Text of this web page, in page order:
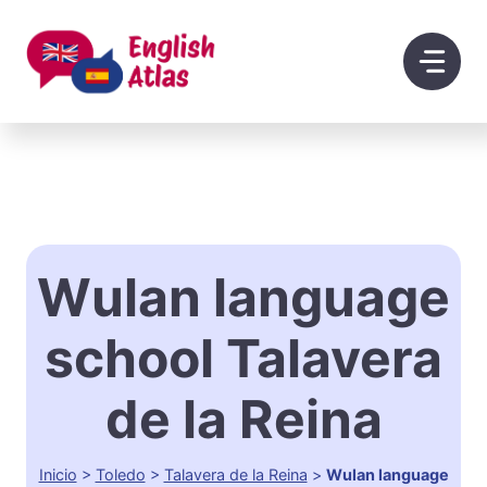
contenido
Wulan language
school Talavera
de la Reina
Inicio > Toledo > Talavera de la Reina > Wulan language